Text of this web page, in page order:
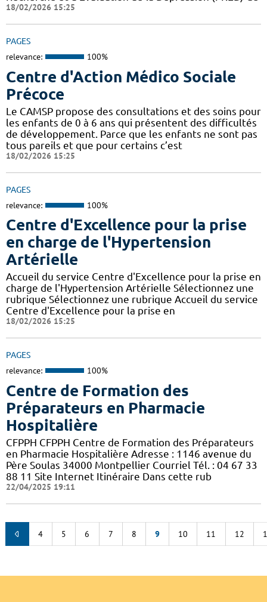
18/02/2026 15:25
PAGES
relevance: 100%
Centre d'Action Médico Sociale
Précoce
Le CAMSP propose des consultations et des soins pour
les enfants de 0 à 6 ans qui présentent des difficultés
de développement. Parce que les enfants ne sont pas
tous pareils et que pour certains c’est
18/02/2026 15:25
PAGES
relevance: 100%
Centre d'Excellence pour la prise
en charge de l'Hypertension
Artérielle
Accueil du service Centre d'Excellence pour la prise en
charge de l'Hypertension Artérielle Sélectionnez une
rubrique Sélectionnez une rubrique Accueil du service
Centre d'Excellence pour la prise en
18/02/2026 15:25
PAGES
relevance: 100%
Centre de Formation des
Préparateurs en Pharmacie
Hospitalière
CFPPH CFPPH Centre de Formation des Préparateurs
en Pharmacie Hospitalière Adresse : 1146 avenue du
Père Soulas 34000 Montpellier Courriel Tél. : 04 67 33
88 11 Site Internet Itinéraire Dans cette rub
22/04/2025 19:11
4 5 6 7 8 9 10 11 12